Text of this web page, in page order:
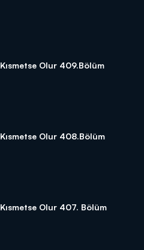
Kısmetse Olur 409.Bölüm
Kısmetse Olur 408.Bölüm
Kısmetse Olur 407. Bölüm